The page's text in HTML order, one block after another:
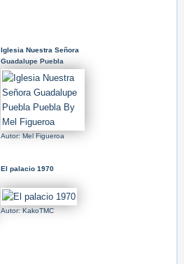
Iglesia Nuestra Señora
Guadalupe Puebla
Puebla By Mel Figueroa
Autor: Mel Figueroa
El palacio 1970
Autor: KakoTMC